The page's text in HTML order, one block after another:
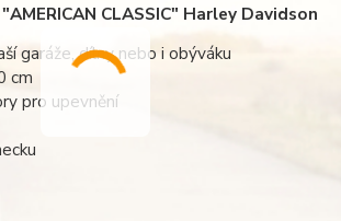
CLASSIC" Harley Davidson
garáže, dílny nebo i obýváku
cm
pro upevnění